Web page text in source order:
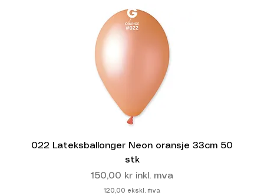
022 Lateksballonger Neon oransje 33cm 50
stk
Pris
150,00 kr inkl. mva
120,00 ekskl. mva